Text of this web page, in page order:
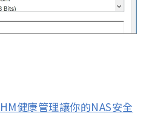
健康管理讓你的NAS安全